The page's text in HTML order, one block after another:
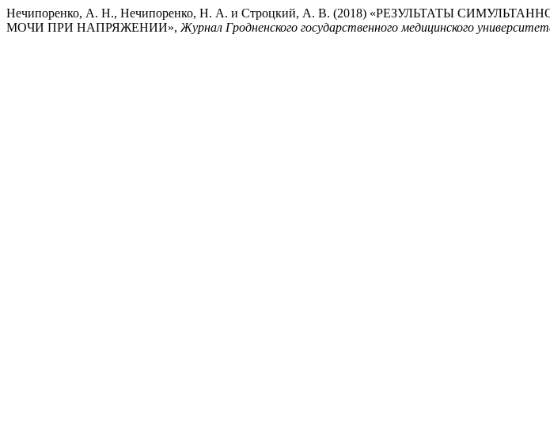
Нечипоренко, А. Н., Нечипоренко, Н. А. и Строцкий, А. В. (2018) «РЕЗУЛЬТАТЫ
МОЧИ ПРИ НАПРЯЖЕНИИ», Журнал Гродненского государственного медицинского